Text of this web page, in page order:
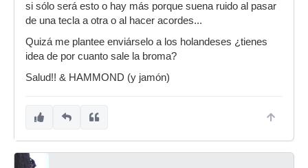
si sólo será esto o hay más porque suena ruido al pasar
de una tecla a otra o al hacer acordes...
Quizá me plantee enviárselo a los holandeses ¿tienes
idea de por cuanto sale la broma?
Salud!! & HAMMOND (y jamón)